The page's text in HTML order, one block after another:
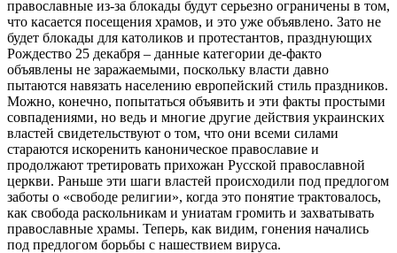
православные из-за блокады будут серьезно ограничены в том,
что касается посещения храмов, и это уже объявлено. Зато не
будет блокады для католиков и протестантов, празднующих
Рождество 25 декабря – данные категории де-факто
объявлены не заражаемыми, поскольку власти давно
пытаются навязать населению европейский стиль праздников.
Можно, конечно, попытаться объявить и эти факты простыми
совпадениями, но ведь и многие другие действия украинских
властей свидетельствуют о том, что они всеми силами
стараются искоренить каноническое православие и
продолжают третировать прихожан Русской православной
церкви. Раньше эти шаги властей происходили под предлогом
заботы о «свободе религии», когда это понятие трактовалось,
как свобода раскольникам и униатам громить и захватывать
православные храмы. Теперь, как видим, гонения начались
под предлогом борьбы с нашествием вируса.